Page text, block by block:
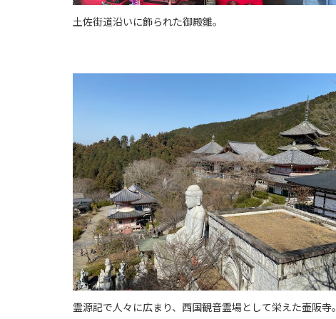
土佐街道沿いに飾られた御殿雛。
霊源記で人々に広まり、西国観音霊場として栄えた壷阪寺。